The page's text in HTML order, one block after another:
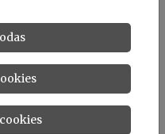
Se puede
podando los árboles
tiempo. Además, el
utilizarse con palas